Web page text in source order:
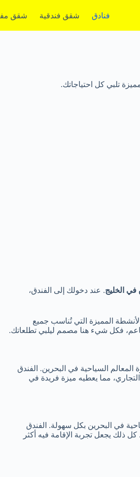
فنادق شقق فندقية شقق
تلبي كل احتياجاتك.
في الخليج. عند دخولك إلى الفندق،
المميزة التي تُناسب جميع
فكل شيء هنا مصمم ليلبي تطلعاتك.
السياحية في البحرين. الفندق
للمعارض والمؤتمرات و0.6 كم عن مركز دانا التجاري، مما يعطيه ميزة فريدة في
في البحرين بكل سهولة. الفندق
ذلك يجعل تجربة الإقامة فيه أكثر